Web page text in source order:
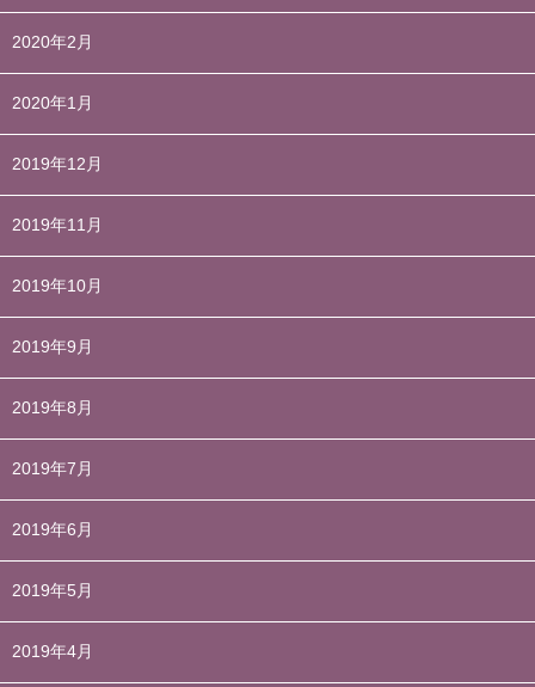
2020年2月
2020年1月
2019年12月
2019年11月
2019年10月
2019年9月
2019年8月
2019年7月
2019年6月
2019年5月
2019年4月